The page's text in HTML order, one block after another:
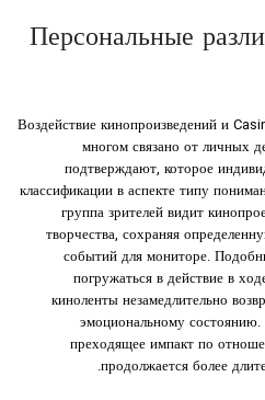
Персональные
Воздействие кинопроизведений и
многом связано от личных
подтверждают, которое
классификации в аспекте типу
группа зрителей видит
творчества, сохраняя
событий для мониторе.
погружаться в действие в
киноленты незамедлительно
эмоциональному
преходящее импакт по
продолжается более